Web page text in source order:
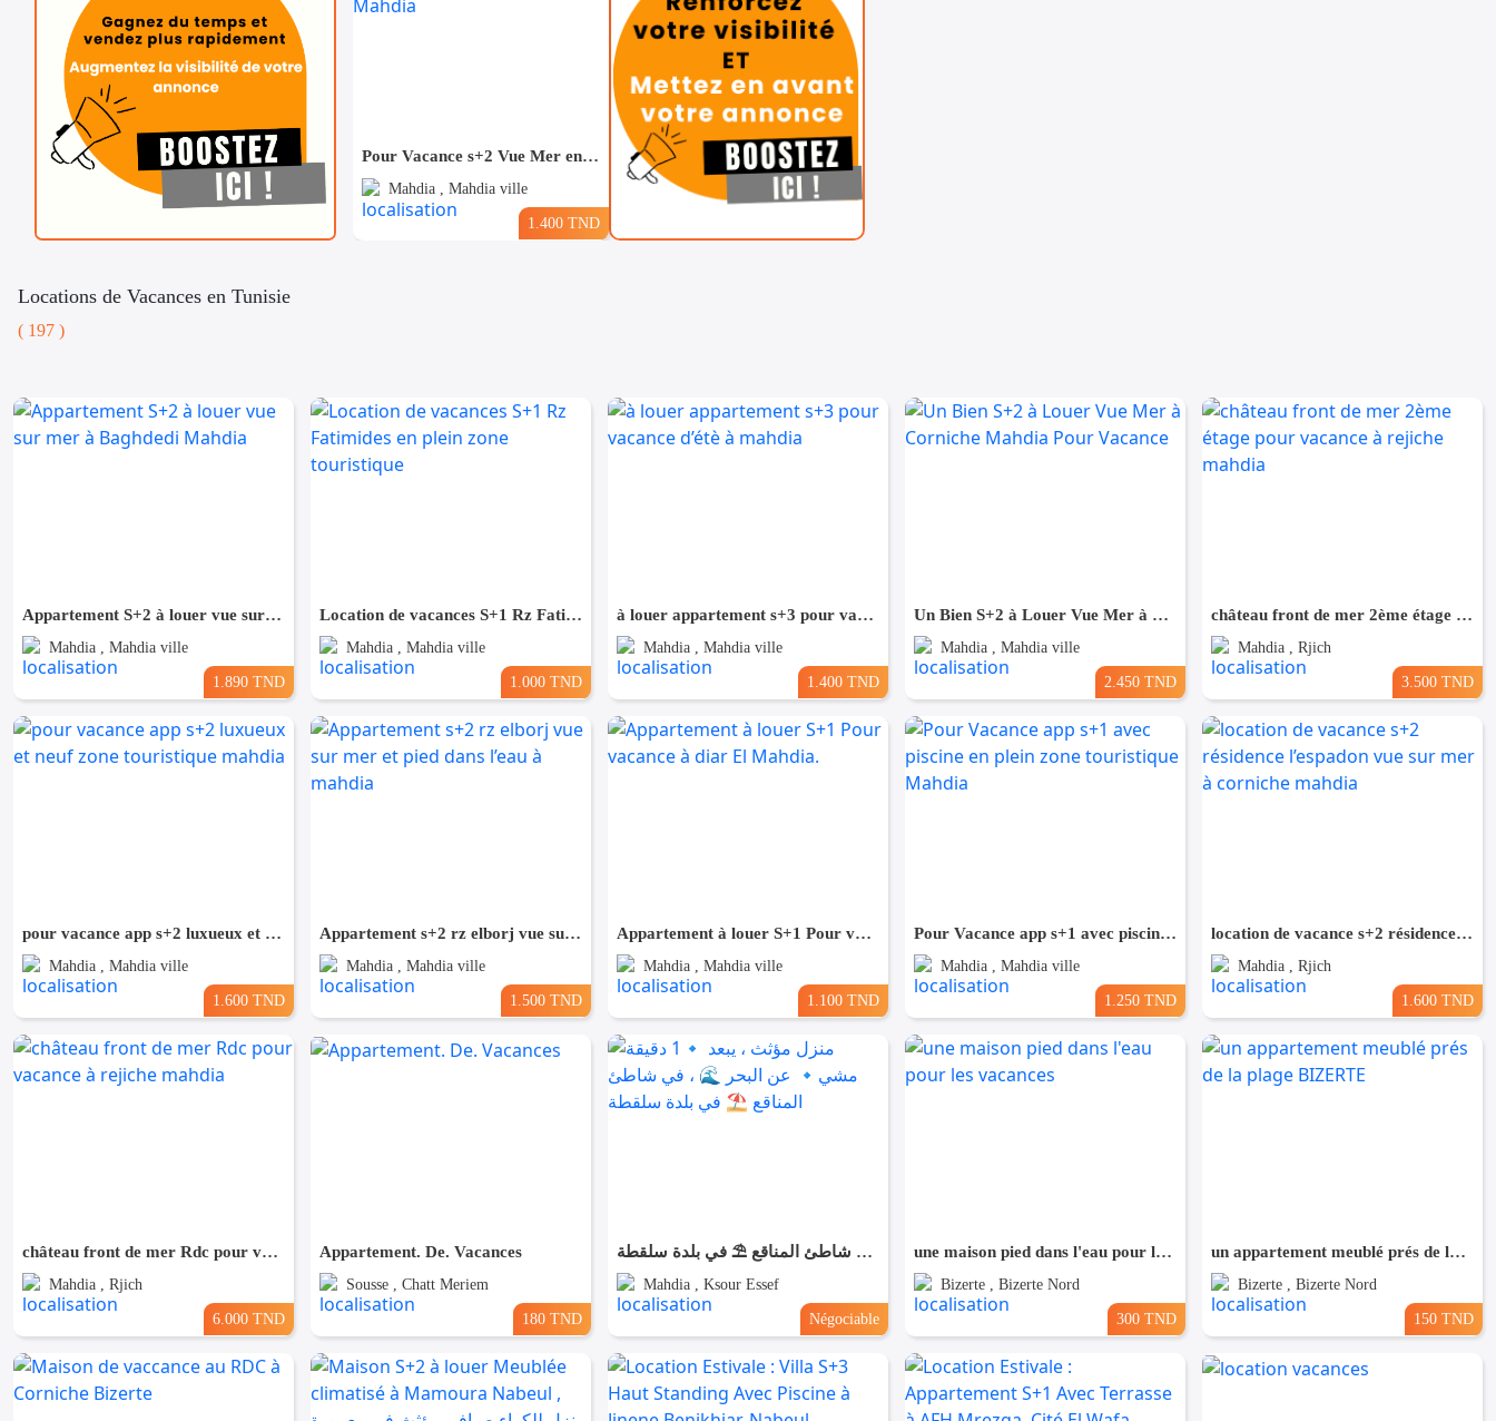
Pour Vacance s+2 Vue Mer en plein Zone Touristique Mahdia
Mahdia , Mahdia ville
1.400 TND
Locations de Vacances en Tunisie
( 197 )
Appartement S+2 à louer vue sur mer à Baghdedi Mahdia
Mahdia , Mahdia ville
1.890 TND
Location de vacances S+1 Rz Fatimides en plein zone touristique
Mahdia , Mahdia ville
1.000 TND
à louer appartement s+3 pour vacance d’étè à mahdia
Mahdia , Mahdia ville
1.400 TND
Un Bien S+2 à Louer Vue Mer à Corniche Mahdia Pour Vacance
Mahdia , Mahdia ville
2.450 TND
château front de mer 2ème étage pour vacance à rejiche mahdia
Mahdia , Rjich
3.500 TND
pour vacance app s+2 luxueux et neuf zone touristique mahdia
Mahdia , Mahdia ville
1.600 TND
Appartement s+2 rz elborj vue sur mer et pied dans l’eau à mahdia
Mahdia , Mahdia ville
1.500 TND
Appartement à louer S+1 Pour vacance à diar El Mahdia.
Mahdia , Mahdia ville
1.100 TND
Pour Vacance app s+1 avec piscine en plein zone touristique Mahdia
Mahdia , Mahdia ville
1.250 TND
location de vacance s+2 résidence l’espadon vue sur mer à corniche mahdia
Mahdia , Rjich
1.600 TND
château front de mer Rdc pour vacance à rejiche mahdia
Mahdia , Rjich
6.000 TND
Appartement. De. Vacances
Sousse , Chatt Meriem
180 TND
منزل مؤثث ، يبعد 🔹1 دقيقة مشي🔹 عن البحر 🌊 ، في شاطئ المناقع ⛱️ في بلدة سلقطة
Mahdia , Ksour Essef
Négociable
une maison pied dans l'eau pour les vacances
Bizerte , Bizerte Nord
300 TND
un appartement meublé prés de la plage BIZERTE
Bizerte , Bizerte Nord
150 TND